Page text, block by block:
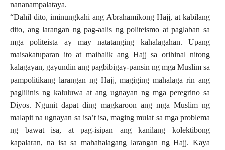
nananampalataya.
“Dahil dito, iminungkahi ang Abrahamikong Hajj, at kabilang
dito, ang larangan ng pag-aalis ng politeismo at paglaban sa
mga politeista ay may natatanging kahalagahan. Upang
maisakatuparan ito at maibalik ang Hajj sa orihinal nitong
kalagayan, gayundin ang pagbibigay-pansin ng mga Muslim sa
pampolitikang larangan ng Hajj, magiging mahalaga rin ang
paglilinis ng kaluluwa at ang ugnayan ng mga peregrino sa
Diyos. Ngunit dapat ding magkaroon ang mga Muslim ng
malapit na ugnayan sa isa’t isa, maging mulat sa mga problema
ng bawat isa, at pag-isipan ang kanilang kolektibong
kapalaran, na isa sa mahahalagang larangan ng Hajj. Kaya